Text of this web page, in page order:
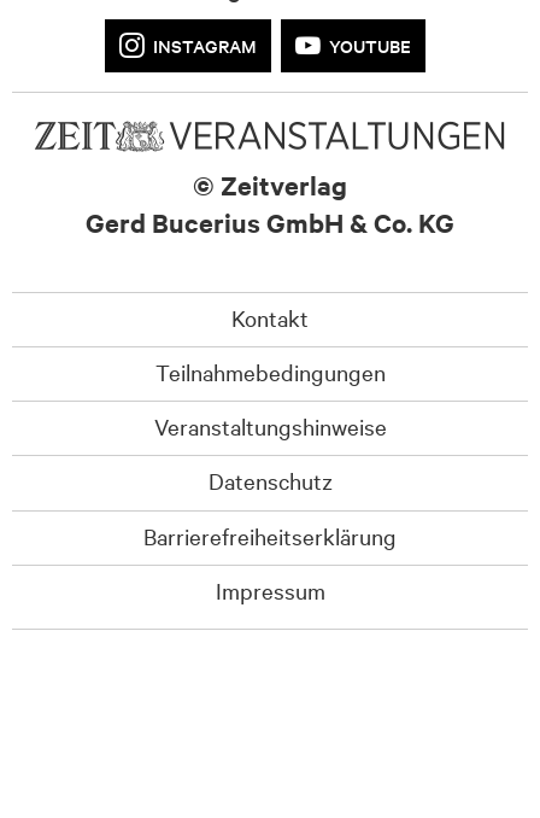
INSTAGRAM YOUTUBE
© Zeitverlag
Gerd Bucerius GmbH & Co. KG
Kontakt
Teilnahmebedingungen
Veranstaltungshinweise
Datenschutz
Barrierefreiheitserklärung
Impressum